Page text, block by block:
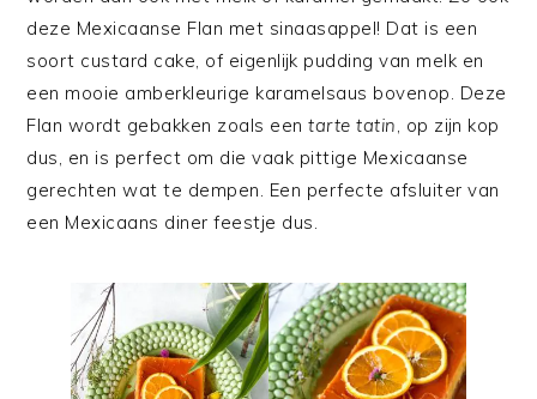
deze Mexicaanse Flan met sinaasappel! Dat is een
soort custard cake, of eigenlijk pudding van melk en
een mooie amberkleurige karamelsaus bovenop. Deze
Flan wordt gebakken zoals eentarte tatin, op zijn kop
dus, en is perfect om die vaak pittige Mexicaanse
gerechten wat te dempen. Een perfecte afsluiter van
een Mexicaans diner feestje dus.